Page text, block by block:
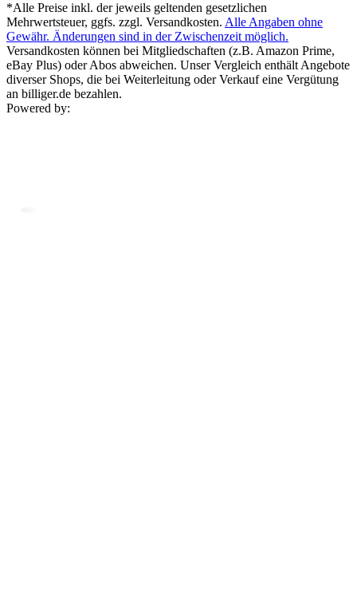
*Alle Preise inkl. der jeweils geltenden gesetzlichen
Mehrwertsteuer, ggfs. zzgl. Versandkosten. Alle Angaben ohne
Gewähr. Änderungen sind in der Zwischenzeit möglich.
Versandkosten können bei Mitgliedschaften (z.B. Amazon Prime,
eBay Plus) oder Abos abweichen. Unser Vergleich enthält Angebote
diverser Shops, die bei Weiterleitung oder Verkauf eine Vergütung
an billiger.de bezahlen.
Powered by: